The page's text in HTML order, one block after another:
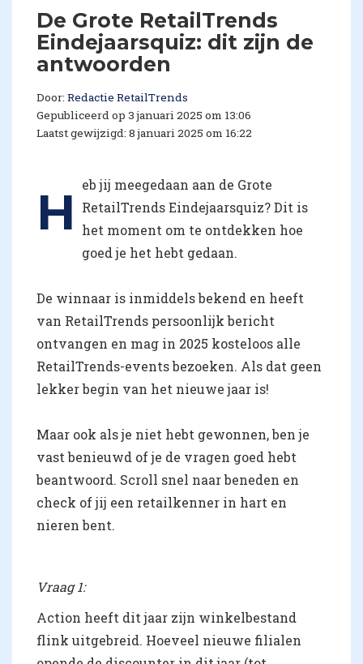
De Grote RetailTrends
Eindejaarsquiz: dit zijn de
antwoorden
Door: Redactie RetailTrends
Gepubliceerd op 3 januari 2025 om 13:06
Laatst gewijzigd: 8 januari 2025 om 16:22
H
eb jij meegedaan aan de Grote
RetailTrends Eindejaarsquiz? Dit is
het moment om te ontdekken hoe
goed je het hebt gedaan.
De winnaar is inmiddels bekend en heeft
van RetailTrends persoonlijk bericht
ontvangen en mag in 2025 kosteloos alle
RetailTrends-events bezoeken. Als dat geen
lekker begin van het nieuwe jaar is!
Maar ook als je niet hebt gewonnen, ben je
vast benieuwd of je de vragen goed hebt
beantwoord. Scroll snel naar beneden en
check of jij een retailkenner in hart en
nieren bent.
Vraag 1:
Action heeft dit jaar zijn winkelbestand
flink uitgebreid. Hoeveel nieuwe filialen